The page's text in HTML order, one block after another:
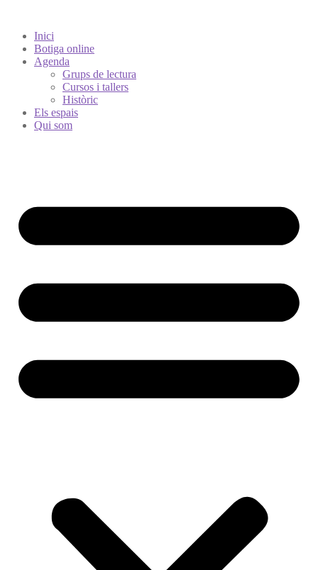
Inici
Botiga online
Agenda
Grups de lectura
Cursos i tallers
Històric
Els espais
Qui som